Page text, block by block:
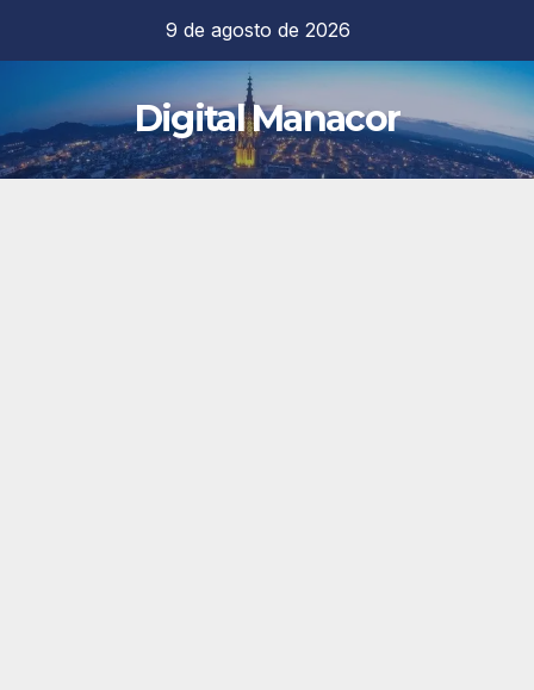
contenido
9 de agosto de 2026
Digital Manacor